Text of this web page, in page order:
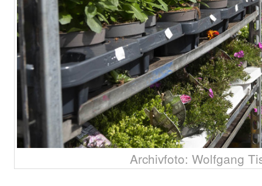
Archivfoto: Wolfgang